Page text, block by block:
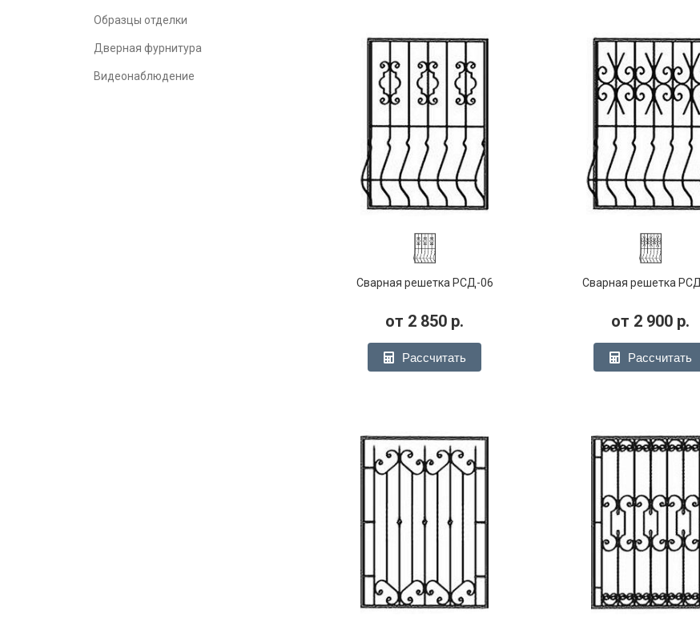
Образцы отделки
Дверная фурнитура
Видеонаблюдение
Сварная решетка РСД-06
от 2 850 р.
Рассчитать
Сварная решетка
от 2 900 р.
Рассчитать